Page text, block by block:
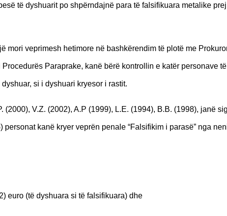
të dyshuarit po shpërndajnë para të falsifikuara metalike
mori veprimesh hetimore në bashkërendim të plotë me
Paraprake, kanë bërë kontrollin e katër personave
si i dyshuari kryesor i rastit.
V.Z. (2002), A.P (1999), L.E. (1994), B.B. (1998), janë
kanë kryer veprën penale “Falsifikim i parasë” nga
euro (të dyshuara si të falsifikuara) dhe